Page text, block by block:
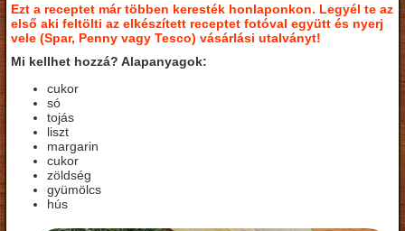
Ezt a receptet már többen keresték honlaponkon. Legyél te az
első aki feltölti az elkészített receptet fotóval együtt és nyerj
vele (Spar, Penny vagy Tesco) vásárlási utalványt!
Mi kellhet hozzá? Alapanyagok:
cukor
só
tojás
liszt
margarin
cukor
zöldség
gyümölcs
hús